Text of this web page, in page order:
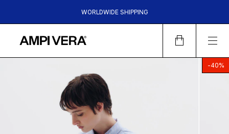
WORLDWIDE SHIPPING
HASTA 6 CUOTAS SIN INTERES | 15%OFF TRANSFERENCIA |
-40%